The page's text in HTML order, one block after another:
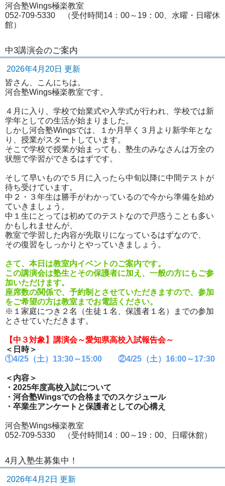
河合塾Wings極楽教室
052-709-5330 （受付時間14：00～19：00、水曜・日曜休
館）
中3講演会のご案内
2026年4月20日 更新
皆さん、こんにちは。
河合塾Wings極楽教室です。
４月に入り、学校で始業式や入学式が行われ、学校では新
学年としての生活が始まりました。
しかし河合塾Wingsでは、１か月早く３月より新学年とな
り、授業がスタートしています。
そこで学校で授業が始まっても、塾生のみなさんは万全の
状態で学習ができるはずです。
そして早いもので５月に入ったら中旬以降に中間テストが
待ち受けています。
中２・３年生は勝手がわかっているので今から準備を始め
ていきましょう。
中１生にとっては初めてのテストなので戸惑うことも多い
かもしれませんが、
教室で学習した内容が先取りになっているはずなので、
その復習をしっかりとやっていきましょう。
さて、本日は教室内イベントのご案内です。
この講演会は塾生とその保護者に加え、一般の方にもご参
加いただけます。
座席数の関係で、予約制とさせていただきますので、参加
をご希望の方は教室までお電話ください。
※１家庭につき２名（生徒１名、保護者１名）までの参加
とさせていただきます。
【中３対象】講演会～愛知県高校入試報告会～
＜日時＞
①4/25（土）13:30～15:00 ②4/25（土）16:00～17:30
＜内容＞
・2025年度高校入試について
・河合塾Wingsでの合格までのスケジュール
・卒業生アンケートと保護者としての心構え
河合塾Wings極楽教室
052-709-5330 （受付時間14：00～19：00、日曜休館）
4月入塾生募集中！
2026年4月2日 更新